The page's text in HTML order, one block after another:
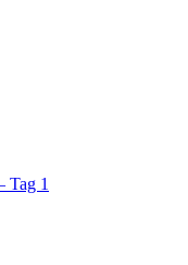
Tag 1